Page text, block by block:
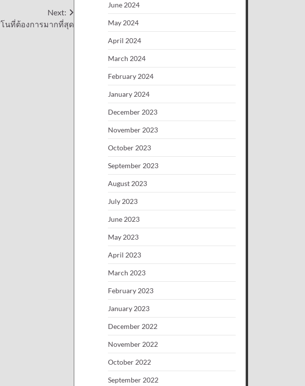
Next:
นที่ต้องการมากที่สุด
June 2024
May 2024
April 2024
March 2024
February 2024
January 2024
December 2023
November 2023
October 2023
September 2023
August 2023
July 2023
June 2023
May 2023
April 2023
March 2023
February 2023
January 2023
December 2022
November 2022
October 2022
September 2022